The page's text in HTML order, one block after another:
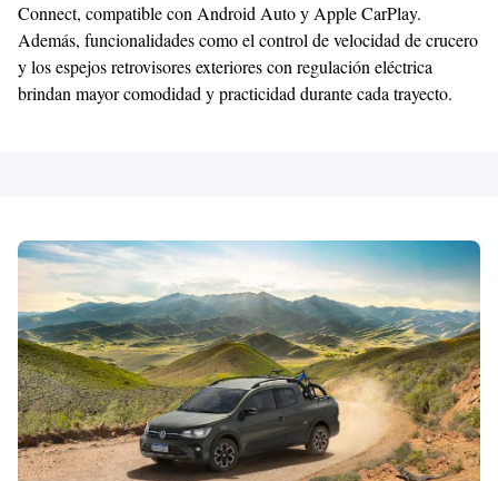
Connect, compatible con Android Auto y Apple CarPlay.
Además, funcionalidades como el control de velocidad de crucero
y los espejos retrovisores exteriores con regulación eléctrica
brindan mayor comodidad y practicidad durante cada trayecto.